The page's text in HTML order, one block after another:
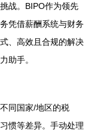
战。BIPO作为领先
凭借薪酬系统与财务
、高效且合规的解决
助手。
同国家/地区的税
惯等差异。手动处理